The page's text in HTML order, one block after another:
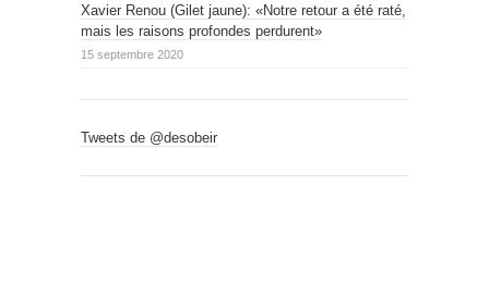
Xavier Renou (Gilet jaune): «Notre retour a été raté,
mais les raisons profondes perdurent»
15 septembre 2020
Tweets de @desobeir